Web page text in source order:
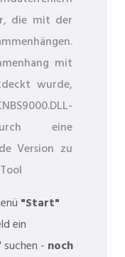
die mit der
mit
wurde,
eine
Version zu
"Start"
ein
suchen - noch